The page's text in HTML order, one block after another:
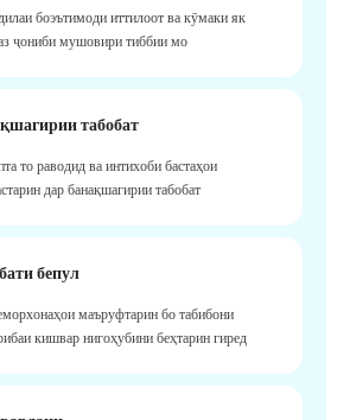
боэътимоди иттилоот ва кӯмаки як
ҷониби мушовири тиббии мо
табобат
то раводид ва интихоби бастаҳои
дар банақшагирии табобат
бепул
маъруфтарин бо табибони
кишвар нигоҳубини беҳтарин гиред